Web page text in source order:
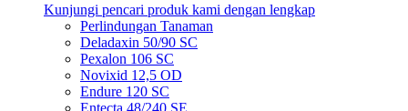
Kunjungi pencari produk kami dengan lengkap
Perlindungan Tanaman
Deladaxin 50/90 SC
Pexalon 106 SC
Novixid 12,5 OD
Endure 120 SC
Entecta 48/240 SE